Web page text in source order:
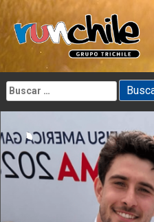
content
Buscar: